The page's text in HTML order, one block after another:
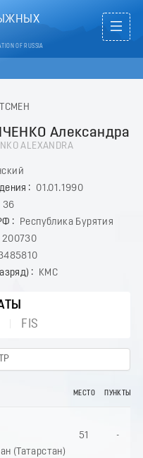
OF RUSSIA
Александра
ALEXANDRA
01.01.1990
36
Республика Бурятия
200730
КМС
FIS
МЕСТО ПУНКТЫ
(Татарстан)
51 -